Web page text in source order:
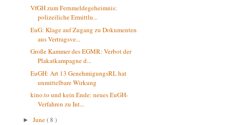
VfGH zum Fernmeldegeheimnis:
polizeiliche Ermittlu...
EuG: Klage auf Zugang zu Dokumenten
aus Vertragsve...
Große Kammer des EGMR: Verbot der
Plakatkampagne d...
EuGH: Art 13 GenehmigungsRL hat
unmittelbare Wirkung
kino.to und kein Ende: neues EuGH-
Verfahren zu Int...
► June( 8 )